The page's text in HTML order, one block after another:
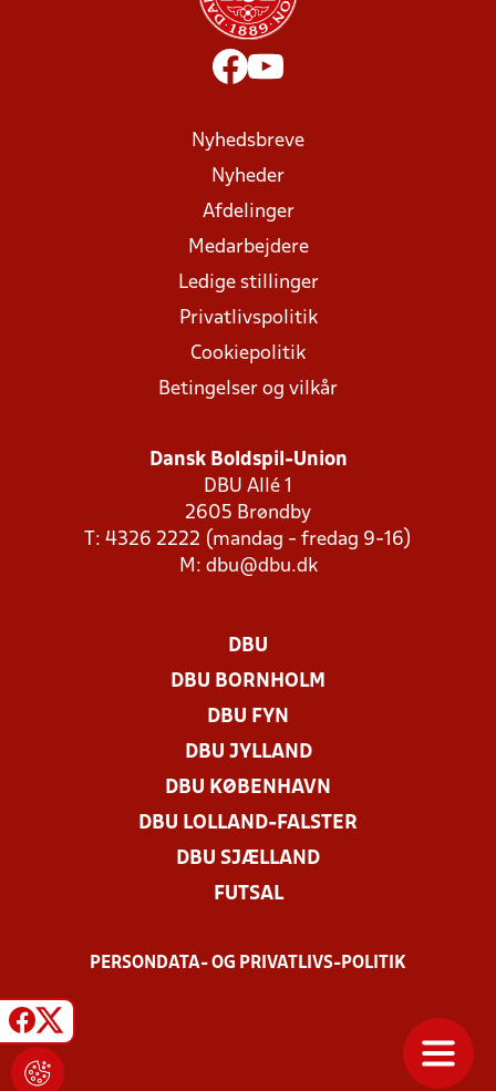
Nyhedsbreve
Nyheder
Afdelinger
Medarbejdere
Ledige stillinger
Privatlivspolitik
Cookiepolitik
Betingelser og vilkår
Dansk Boldspil-Union
DBU Allé 1
2605 Brøndby
T: 4326 2222 (mandag - fredag 9-16)
M: dbu@dbu.dk
DBU
DBU BORNHOLM
DBU FYN
DBU JYLLAND
DBU KØBENHAVN
DBU LOLLAND-FALSTER
DBU SJÆLLAND
FUTSAL
PERSONDATA- OG PRIVATLIVS-POLITIK